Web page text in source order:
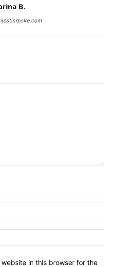
B.
in this browser for the